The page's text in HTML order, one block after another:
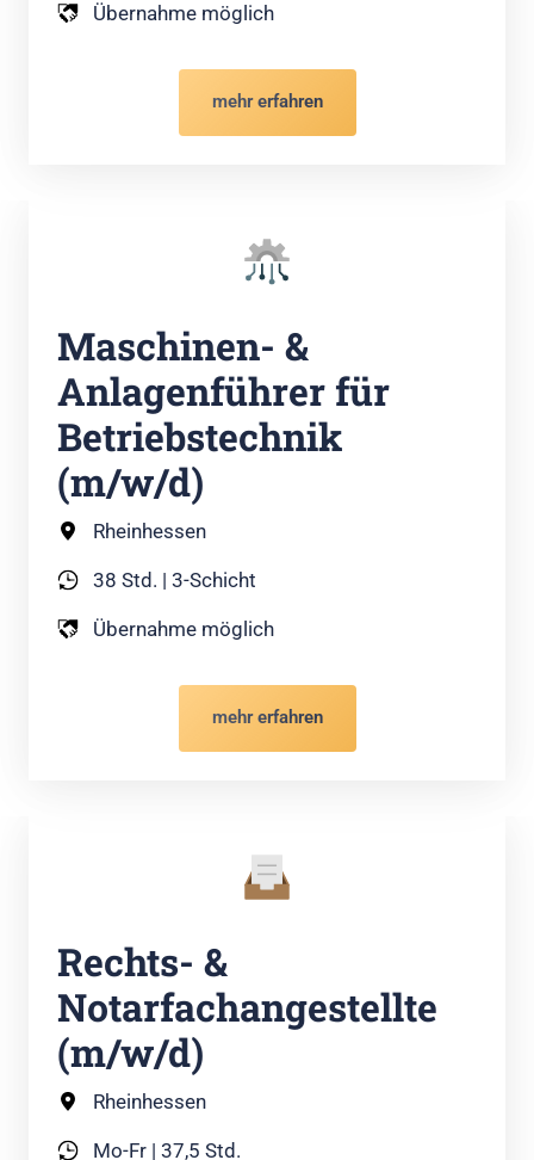
Übernahme möglich
mehr erfahren
Maschinen- &
Anlagenführer für
Betriebstechnik
(m/w/d)
Rheinhessen
38 Std. | 3-Schicht
Übernahme möglich
mehr erfahren
Rechts- &
Notarfachangestellte
(m/w/d)
Rheinhessen
Mo-Fr | 37,5 Std.